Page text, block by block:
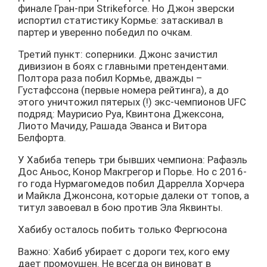
финале Гран-при Strikeforce. Но Джон зверски
испортил статистику Кормье: затаскивал в
партер и уверенно победил по очкам.
Третий пункт: соперники. Джонс зачистил
дивизион в боях с главными претендентами.
Полтора раза побил Кормье, дважды –
Густафссона (первые номера рейтинга), а до
этого уничтожил пятерых (!) экс-чемпионов UFC
подряд: Маурисио Руа, Квинтона Джексона,
Лиото Мачиду, Рашада Эванса и Витора
Белфорта.
У Хабиба теперь три бывших чемпиона: Рафаэль
Дос Аньос, Конор Макгрегор и Порье. Но с 2016-
го года Нурмагомедов побил Даррелла Хорчера
и Майкла Джонсона, которые далеки от топов, а
титул завоевал в бою против Эла Яквинты.
Хабибу осталось побить только Фергюсона
Важно: Хабиб убирает с дороги тех, кого ему
дает промоушен. Не всегда он виноват в